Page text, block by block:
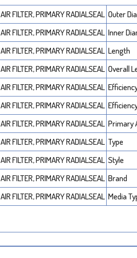
AIR FILTER, PRIMARY RADIALSEAL Outer
AIR FILTER, PRIMARY RADIALSEAL Inner
AIR FILTER, PRIMARY RADIALSEAL Length
AIR FILTER, PRIMARY RADIALSEAL Overall
AIR FILTER, PRIMARY RADIALSEAL
AIR FILTER, PRIMARY RADIALSEAL
AIR FILTER, PRIMARY RADIALSEAL Primary
AIR FILTER, PRIMARY RADIALSEAL Type
AIR FILTER, PRIMARY RADIALSEAL Style
AIR FILTER, PRIMARY RADIALSEAL Brand
AIR FILTER, PRIMARY RADIALSEAL Media